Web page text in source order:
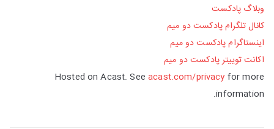
وبلاگ پادکست
کانال تلگرام پادکست دو میم
اینستاگرام پادکست دو میم
اکانت توییتر پادکست دو میم
Hosted on Acast. Seeacast.com/privacy for more
information.